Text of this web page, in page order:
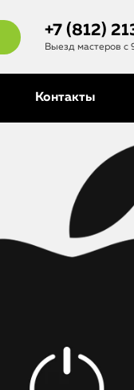
+7 (812)
Выезд мастеров с
Контакты